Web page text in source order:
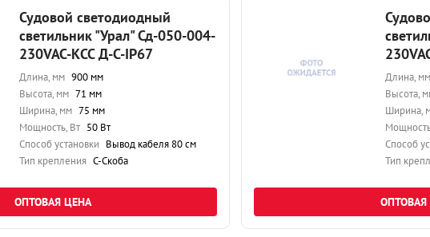
Судовой светодиодный
светильник "Урал" Сд-050-004-
230VAC-КСС Д-С-IP67
Длина, мм 900 мм
Высота, мм 71 мм
Ширина, мм 75 мм
Мощность, Вт 50 Вт
Способ установки Вывод кабеля 80 см
Тип крепления С-Скоба
ОПТОВАЯ ЦЕНА
Длина, мм
Высота,
Ширина,
Способ
Тип
ОПТОВАЯ